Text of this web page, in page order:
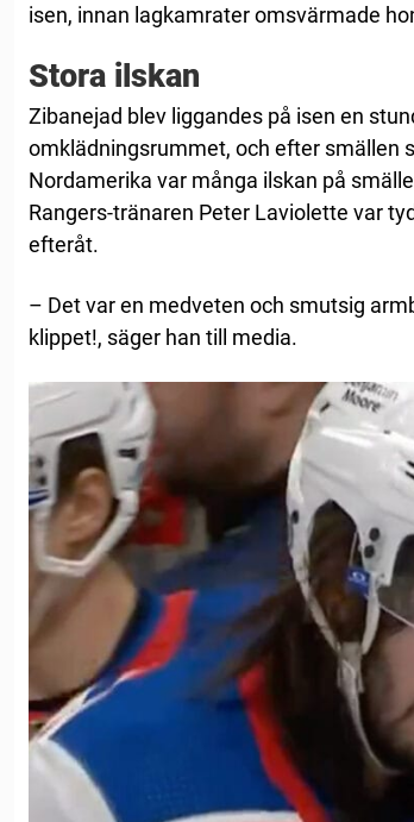
isen, innan lagkamrater omsvärmade
Stora ilskan
Zibanejad blev liggandes på isen en
omklädningsrummet, och efter smällen
Nordamerika var många ilskan på
Rangers-tränaren Peter Laviolette var
efteråt.
– Det var en medveten och smutsig
klippet!, säger han till media.